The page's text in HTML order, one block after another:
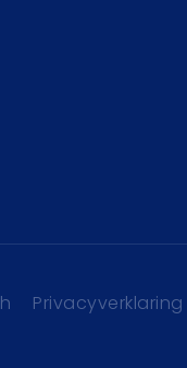
Privacyverklaring